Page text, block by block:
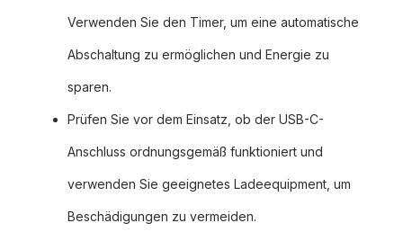
Verwenden Sie den Timer, um eine automatische
Abschaltung zu ermöglichen und Energie zu
sparen.
Prüfen Sie vor dem Einsatz, ob der USB-C-
Anschluss ordnungsgemäß funktioniert und
verwenden Sie geeignetes Ladeequipment, um
Beschädigungen zu vermeiden.